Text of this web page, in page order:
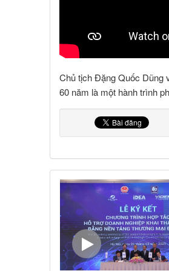
Chủ tịch Đặng Quốc Dũng
60 năm là một hành trình